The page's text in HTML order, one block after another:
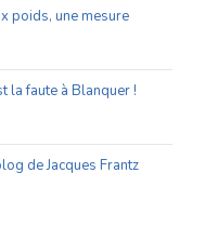
poids, une mesure
la faute à Blanquer !
de Jacques Frantz